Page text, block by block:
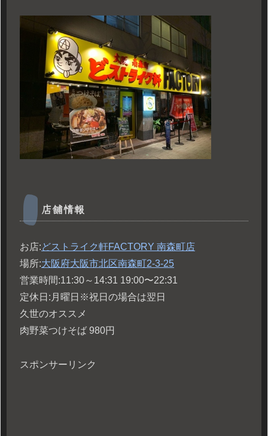
店舗情報
お店:どストライク軒FACTORY 南森町店
場所:大阪府大阪市北区南森町2-3-25
営業時間:11:30～14:31 19:00〜22:31
定休日:月曜日※祝日の場合は翌日
久世のオススメ
肉野菜つけそば 980円
スポンサーリンク